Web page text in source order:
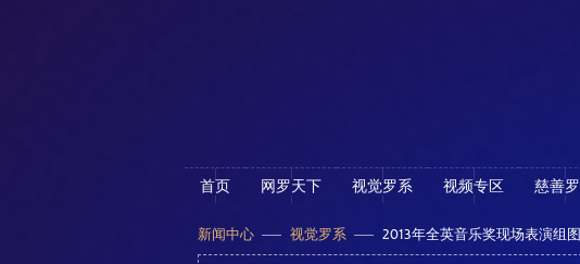
首页 网罗天下 视觉罗系 视频专区 慈善
新闻中心 视觉罗系 2013年全英音乐奖现场表演组图